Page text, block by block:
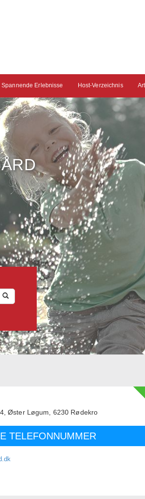
Spannende Erlebnisse Host-Verzeichnis
Øster Løgum, 6230 Rødekro
TELEFONNUMMER